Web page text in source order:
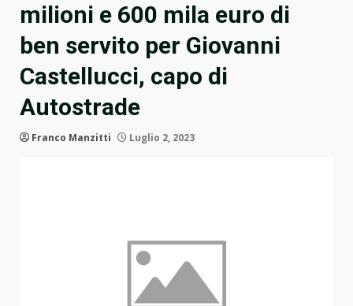
milioni e 600 mila euro di
ben servito per Giovanni
Castellucci, capo di
Autostrade
Franco Manzitti Luglio 2, 2023